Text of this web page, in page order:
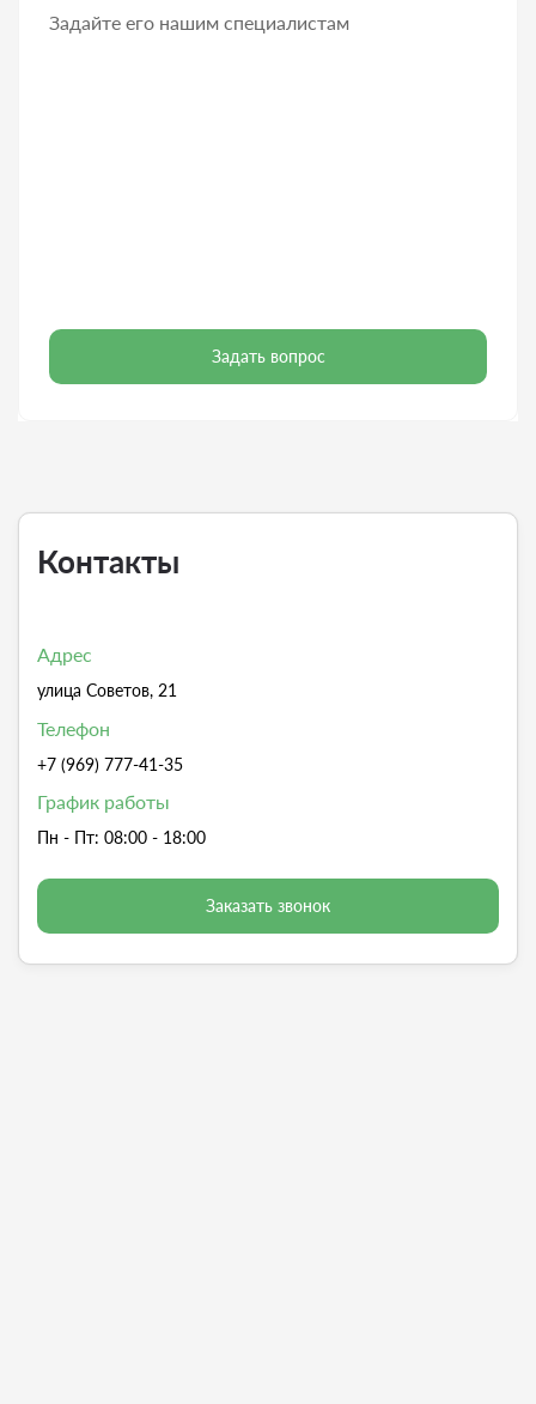
Задайте его нашим специалистам
Задать вопрос
Контакты
Адрес
улица Советов, 21
Телефон
+7 (969) 777-41-35
График работы
Пн - Пт: 08:00 - 18:00
Заказать звонок